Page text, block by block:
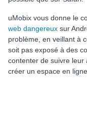
uMobix vous donne le
web dangereux sur
problème, en veillant à
soit pas exposé à des
contenter de suivre leur
créer un espace en